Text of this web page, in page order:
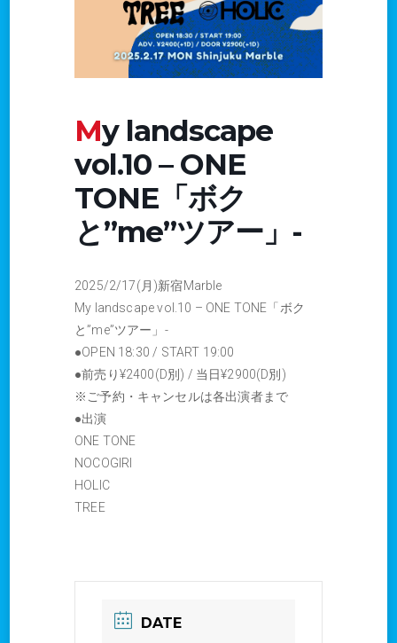
My landscape
vol.10 – ONE
TONE「ボク
と”me”ツアー」-
2025/2/17(月)新宿Marble
My landscape vol.10 – ONE TONE「ボク
と”me”ツアー」-
●OPEN 18:30 / START 19:00
●前売り¥2400(D別) / 当日¥2900(D別)
※ご予約・キャンセルは各出演者まで
●出演
ONE TONE
NOCOGIRI
HOLIC
TREE
DATE